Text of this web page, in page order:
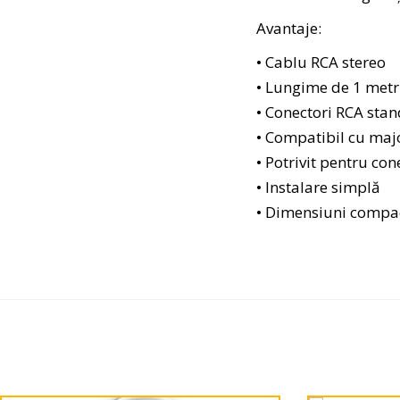
Avantaje:
• Cablu RCA stereo
• Lungime de 1
• Conectori RCA
• Compatibil cu
• Potrivit pentru
• Instalare simplă
• Dimensiuni